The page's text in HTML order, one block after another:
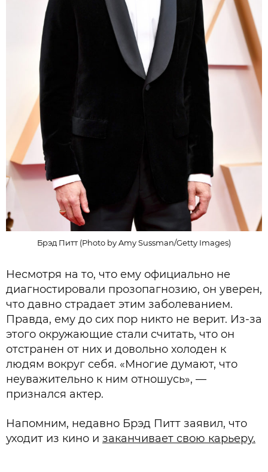
Брэд Питт (Photo by Amy Sussman/Getty Images)
Несмотря на то, что ему официально не
диагностировали прозопагнозию, он уверен,
что давно страдает этим заболеванием.
Правда, ему до сих пор никто не верит. Из-за
этого окружающие стали считать, что он
отстранен от них и довольно холоден к
людям вокруг себя. «Многие думают, что
неуважительно к ним отношусь», —
признался актер.
Напомним, недавно Брэд Питт заявил, что
уходит из кино и заканчивает свою карьеру.